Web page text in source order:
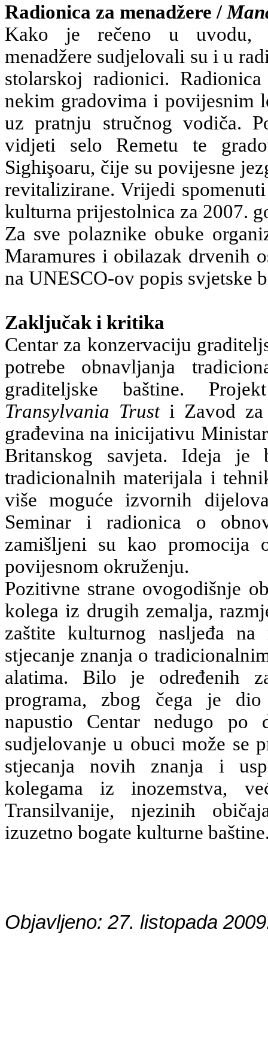
Radionica za menadžere /
Kako je rečeno u uvodu,
menadžere sudjelovali su i u
stolarskoj radionici.
nekim gradovima i povijesnim
uz pratnju stručnog vodiča.
vidjeti selo Remetu te
Sighişoaru, čije su povijesne
revitalizirane. Vrijedi
kulturna prijestolnica za 2007.
Za sve polaznike obuke
Maramures i obilazak drvenih
na UNESCO-ov popis svjetske
Zaključak i kritika
Centar za konzervaciju
potrebe obnavljanja
graditeljske baštine.
Transylvania Trusti Zavod za
građevina na inicijativu
Britanskog savjeta. Ideja je
tradicionalnih materijala i
više moguće izvornih
Seminar i radionica o
zamišljeni su kao promocija
povijesnom okruženju.
Pozitivne strane ovogodišnje
kolega iz drugih zemalja,
zaštite kulturnog nasljeđa
stjecanje znanja o
alatima. Bilo je određenih
programa, zbog čega je
napustio Centar nedugo po
sudjelovanje u obuci može se
stjecanja novih znanja i
kolegama iz inozemstva,
Transilvanije, njezinih
izuzetno bogate kulturne
Objavljeno: 27. listopada